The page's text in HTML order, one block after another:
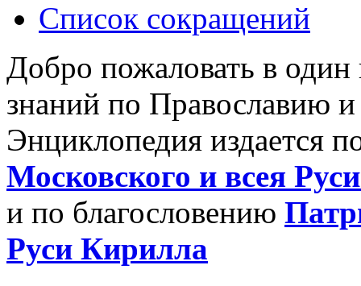
Список сокращений
Добро пожаловать в
знаний по Православию
Энциклопедия издается
Московского и всея
и по благословению
Руси Кирилла